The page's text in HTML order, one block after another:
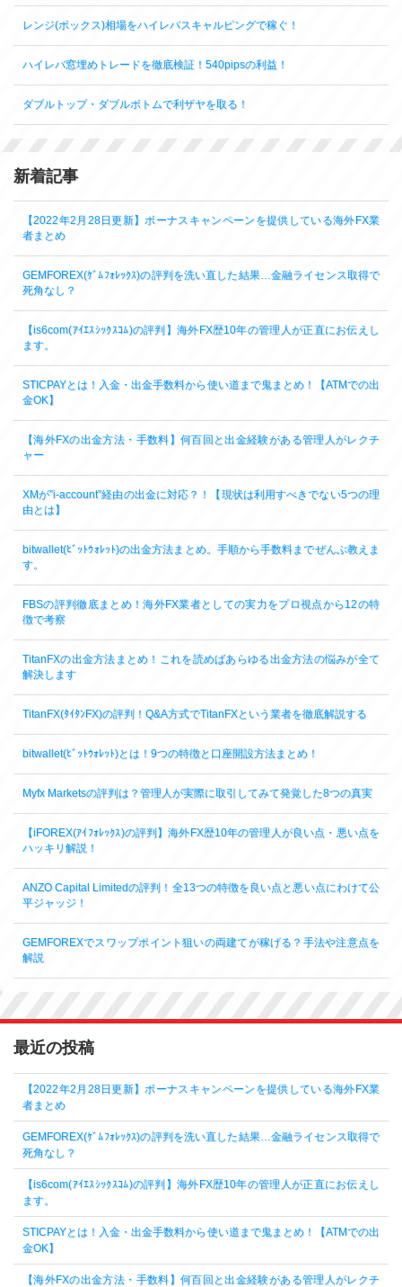
レンジ(ボックス)相場をハイレバスキャルピングで稼ぐ！
ハイレバ窓埋めトレードを徹底検証！540pipsの利益！
ダブルトップ・ダブルボトムで利ザヤを取る！
新着記事
【2022年2月28日更新】ボーナスキャンペーンを提供している海外FX業
者まとめ
GEMFOREX(ｹﾞﾑﾌｫﾚｯｸｽ)の評判を洗い直した結果…金融ライセンス取得で
死角なし？
【is6com(ｱｲｴｽｼｯｸｽｺﾑ)の評判】海外FX歴10年の管理人が正直にお伝えし
ます。
STICPAYとは！入金・出金手数料から使い道まで鬼まとめ！【ATMでの出
金OK】
【海外FXの出金方法・手数料】何百回と出金経験がある管理人がレクチ
ャー
XMが”i-account”経由の出金に対応？！【現状は利用すべきでない5つの理
由とは】
bitwallet(ﾋﾞｯﾄｳｫﾚｯﾄ)の出金方法まとめ。手順から手数料までぜんぶ教えま
す。
FBSの評判徹底まとめ！海外FX業者としての実力をプロ視点から12の特
徴で考察
TitanFXの出金方法まとめ！これを読めばあらゆる出金方法の悩みが全て
解決します
TitanFX(ﾀｲﾀﾝFX)の評判！Q&A方式でTitanFXという業者を徹底解説する
bitwallet(ﾋﾞｯﾄｳｫﾚｯﾄ)とは！9つの特徴と口座開設方法まとめ！
Myfx Marketsの評判は？管理人が実際に取引してみて発覚した8つの真実
【iFOREX(ｱｲﾌｫﾚｯｸｽ)の評判】海外FX歴10年の管理人が良い点・悪い点を
ハッキリ解説！
ANZO Capital Limitedの評判！全13つの特徴を良い点と悪い点にわけて公
平ジャッジ！
GEMFOREXでスワップポイント狙いの両建てが稼げる？手法や注意点を
解説
最近の投稿
【2022年2月28日更新】ボーナスキャンペーンを提供している海外FX業
者まとめ
GEMFOREX(ｹﾞﾑﾌｫﾚｯｸｽ)の評判を洗い直した結果…金融ライセンス取得で
死角なし？
【is6com(ｱｲｴｽｼｯｸｽｺﾑ)の評判】海外FX歴10年の管理人が正直にお伝えし
ます。
STICPAYとは！入金・出金手数料から使い道まで鬼まとめ！【ATMでの出
金OK】
【海外FXの出金方法・手数料】何百回と出金経験がある管理人がレクチ